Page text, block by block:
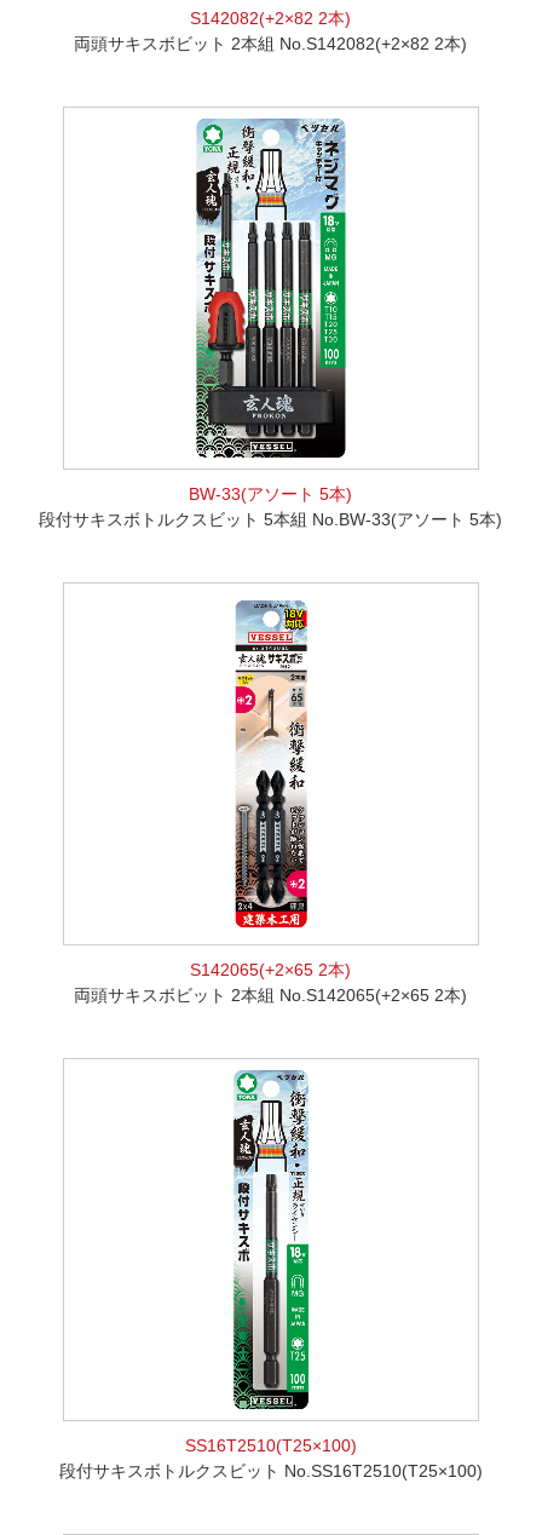
S142082(+2×82 2本)
両頭サキスボビット 2本組 No.S142082(+2×82 2本)
BW-33(アソート 5本)
段付サキスボトルクスビット 5本組 No.BW-33(アソート 5本)
S142065(+2×65 2本)
両頭サキスボビット 2本組 No.S142065(+2×65 2本)
SS16T2510(T25×100)
段付サキスボトルクスビット No.SS16T2510(T25×100)